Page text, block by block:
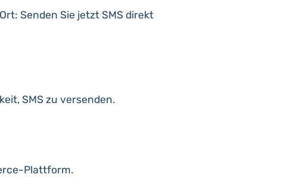
Senden Sie jetzt SMS direkt
SMS zu versenden.
Plattform.